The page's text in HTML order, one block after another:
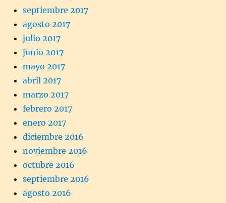
septiembre 2017
agosto 2017
julio 2017
junio 2017
mayo 2017
abril 2017
marzo 2017
febrero 2017
enero 2017
diciembre 2016
noviembre 2016
octubre 2016
septiembre 2016
agosto 2016